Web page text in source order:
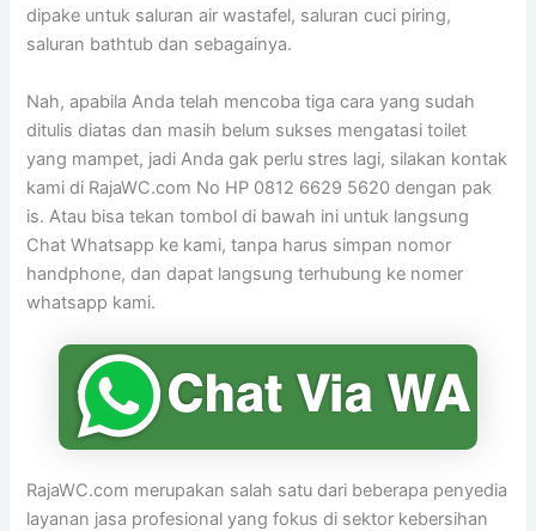
dipake untuk saluran air wastafel, saluran cuci piring,
saluran bathtub dan sebagainya.
Nah, apabila Anda telah mencoba tiga cara yang sudah
ditulis diatas dan masih belum sukses mengatasi toilet
yang mampet, jadi Anda gak perlu stres lagi, silakan kontak
kami di RajaWC.com No HP 0812 6629 5620 dengan pak
is. Atau bisa tekan tombol di bawah ini untuk langsung
Chat Whatsapp ke kami, tanpa harus simpan nomor
handphone, dan dapat langsung terhubung ke nomer
whatsapp kami.
RajaWC.com merupakan salah satu dari beberapa penyedia
layanan jasa profesional yang fokus di sektor kebersihan